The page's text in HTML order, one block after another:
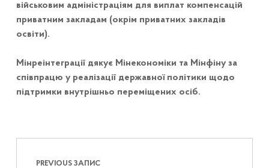
військовим адміністраціям для виплат компенсацій
приватним закладам (окрім приватних закладів
освіти).
Мінреінтеграції дякує Мінекономіки та Мінфіну за
співпрацю у реалізації державної політики щодо
підтримки внутрішньо переміщених осіб.
Skip back to main navigation
Навігація записів
PREVIOUS ЗАПИС